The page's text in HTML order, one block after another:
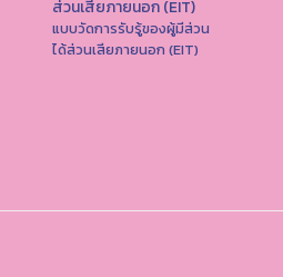
ส่วนเสียภายนอก (EIT)
แบบวัดการรับรู้ของผู้มีส่วน
ได้ส่วนเสียภายนอก (EIT)